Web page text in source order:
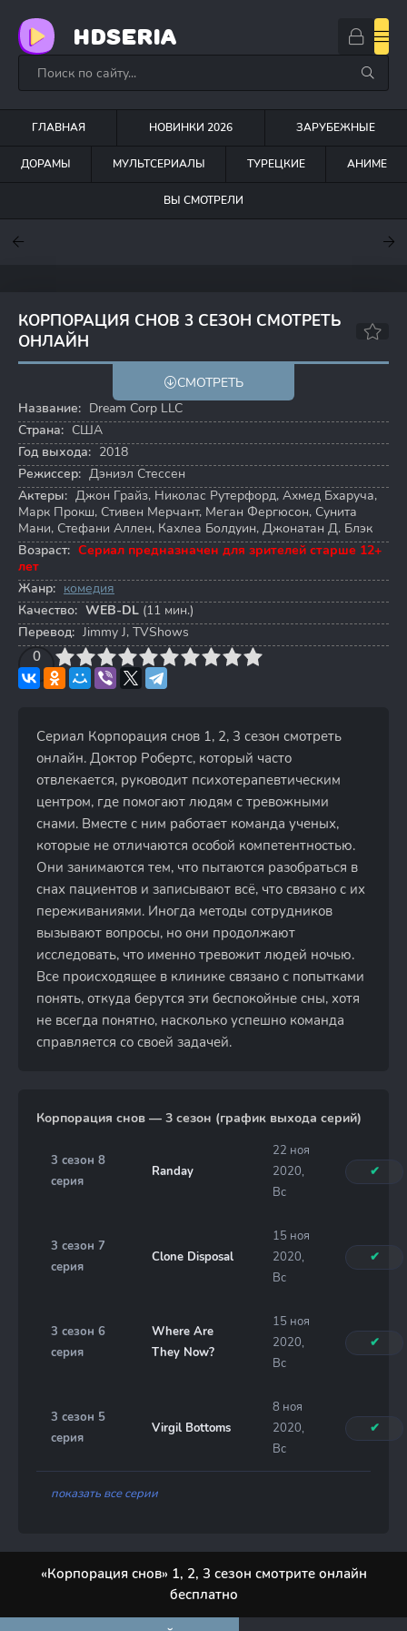
HDSERIA
ГЛАВНАЯ НОВИНКИ 2026 ЗАРУБЕЖНЫЕ
ДОРАМЫ МУЛЬТСЕРИАЛЫ ТУРЕЦКИЕ АНИМЕ
ВЫ СМОТРЕЛИ
КОРПОРАЦИЯ СНОВ 3 СЕЗОН СМОТРЕТЬ
ОНЛАЙН
СМОТРЕТЬ
Название: Dream Corp LLC
Страна: США
Год выхода: 2018
Режиссер: Дэниэл Стессен
Актеры: Джон Грайз, Николас Рутерфорд, Ахмед Бхаруча,
Марк Прокш, Стивен Мерчант, Меган Фергюсон, Сунита
Мани, Стефани Аллен, Кахлеа Болдуин, Джонатан Д. Блэк
Возраст: Сериал предназначен для зрителей старше 12+
лет
Жанр: комедия
Качество: WEB-DL (11 мин.)
Перевод: Jimmy J, TVShows
0
4 6 7 8 9 10
Сериал Корпорация снов 1, 2, 3 сезон смотреть
онлайн. Доктор Робертс, который часто
отвлекается, руководит психотерапевтическим
центром, где помогают людям с тревожными
снами. Вместе с ним работает команда ученых,
которые не отличаются особой компетентностью.
Они занимаются тем, что пытаются разобраться в
снах пациентов и записывают всё, что связано с их
переживаниями. Иногда методы сотрудников
вызывают вопросы, но они продолжают
исследовать, что именно тревожит людей ночью.
Все происходящее в клинике связано с попытками
понять, откуда берутся эти беспокойные сны, хотя
не всегда понятно, насколько успешно команда
справляется со своей задачей.
Корпорация снов — 3 сезон (график выхода серий)
3 сезон 8
серия
Randay
22 ноя
2020,
Вс
✔
3 сезон 7
серия
Clone Disposal
15 ноя
2020,
Вс
✔
3 сезон 6
серия
Where Are
They Now?
15 ноя
2020,
Вс
✔
3 сезон 5
серия
Virgil Bottoms
8 ноя
2020,
Вс
✔
показать все серии
«Корпорация снов» 1, 2, 3 сезон смотрите онлайн
бесплатно